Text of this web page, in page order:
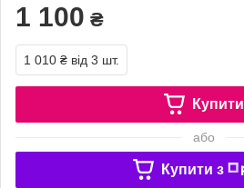
1 100 ₴
1 010 ₴ від 3 шт.
Купити
або
Купити з